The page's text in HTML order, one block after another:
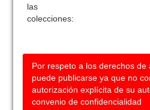
las
colecciones:
Por respeto a los derechos de
puede publicarse ya que no
autorización explícita de su
convenio de confidencialidad